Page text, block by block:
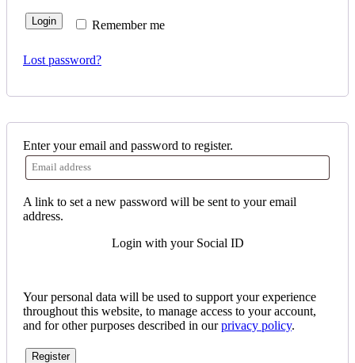
Remember me
Login
Lost password?
Enter your email and password to register.
A link to set a new password will be sent to your email
address.
Login with your Social ID
Your personal data will be used to support your experience
throughout this website, to manage access to your account,
and for other purposes described in ourprivacy policy.
Register